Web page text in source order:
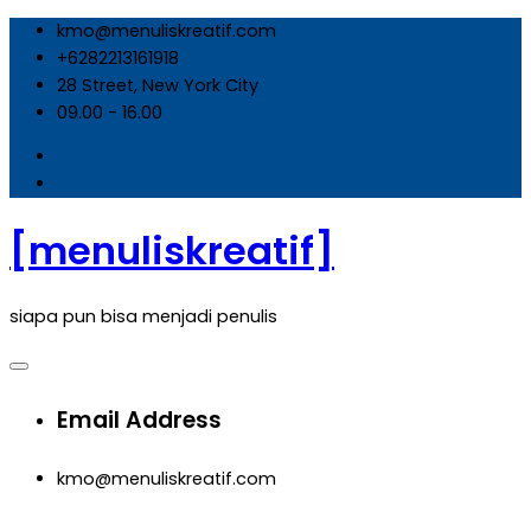
Skip
content
kmo@menuliskreatif.com
+6282213161918
28 Street, New York City
09.00 - 16.00
[menuliskreatif]
siapa pun bisa menjadi penulis
Email Address
kmo@menuliskreatif.com